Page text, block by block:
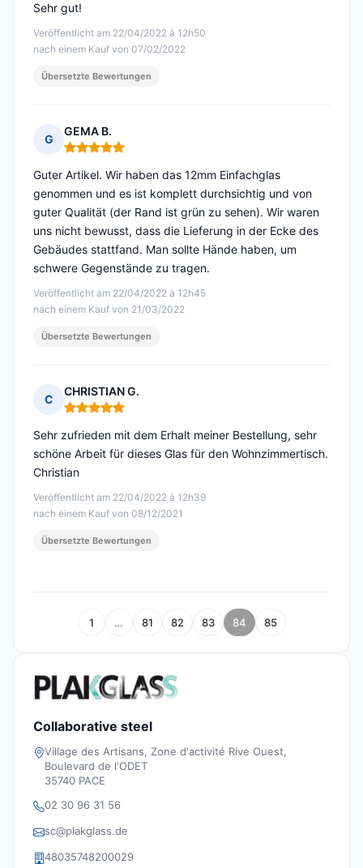
Veröffentlicht am 22/04/2022 à 12h50
nach einem Kauf von 07/02/2022
Sehr gut!
Übersetzte Bewertungen
G
GEMA B.
Hinweis: 5 von 5
Veröffentlicht am 22/04/2022 à 12h45
nach einem Kauf von 21/03/2022
Guter Artikel. Wir haben das 12mm Einfachglas
genommen und es ist komplett durchsichtig und von
guter Qualität (der Rand ist grün zu sehen). Wir waren
uns nicht bewusst, dass die Lieferung in der Ecke des
Gebäudes stattfand. Man sollte Hände haben, um
schwere Gegenstände zu tragen.
Übersetzte Bewertungen
C
CHRISTIAN G.
Hinweis: 5 von 5
Veröffentlicht am 22/04/2022 à 12h39
nach einem Kauf von 08/12/2021
Sehr zufrieden mit dem Erhalt meiner Bestellung, sehr
schöne Arbeit für dieses Glas für den Wohnzimmertisch.
Christian
Übersetzte Bewertungen
1 … 81 82 83 84 85
Collaborative steel
Village des Artisans, Zone d'activité Rive Ouest,
Boulevard de l'ODET
35740 PACE
02 30 96 31 56
sc@plakglass.de
48035748200029